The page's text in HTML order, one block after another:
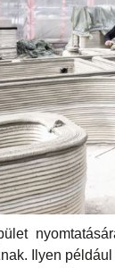
Ilyen